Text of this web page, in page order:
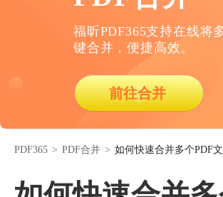
福昕PDF365支持在线将
键合并，便捷高效。
前往合并
PDF365 > PDF合并 > 如何快速合并多个PDF